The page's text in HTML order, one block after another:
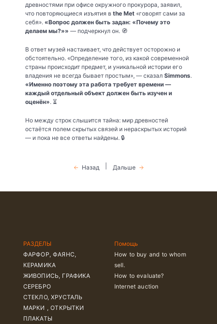
древностями при офисе окружного прокурора, заявил,
что повторяющиеся изъятия в the Met «говорят сами за
себя». «Вопрос должен быть задан: «Почему это
делаем мы?»» — подчеркнул он. 🧭
В ответ музей настаивает, что действует осторожно и
обстоятельно. «Определение того, из какой современной
страны происходит предмет, и уникальной истории его
владения не всегда бывает простым», — сказал Simmons.
«Именно поэтому эта работа требует времени —
каждый отдельный объект должен быть изучен и
оценён». ⏳
Но между строк слышится тайна: мир древностей
остаётся полем скрытых связей и нераскрытых историй
— и пока не все ответы найдены. 🔒
Назад Дальше
РАЗДЕЛЫ
ФАРФОР, ФАЯНС,
КЕРАМИКА
ЖИВОПИСЬ, ГРАФИКА
СЕРЕБРО
СТЕКЛО, ХРУСТАЛЬ
МАРКИ , ОТКРЫТКИ
ПЛАКАТЫ
Помощь
How to buy and to whom
sell.
How to evaluate?
Internet auction